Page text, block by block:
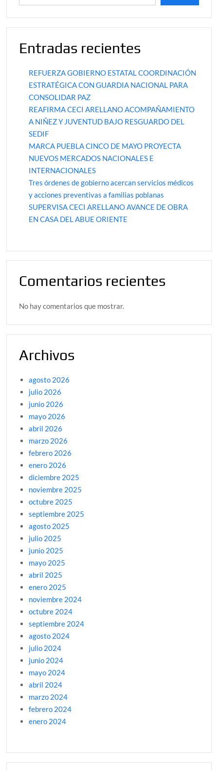
Entradas recientes
REFUERZA GOBIERNO ESTATAL COORDINACIÓN
ESTRATÉGICA CON GUARDIA NACIONAL PARA
CONSOLIDAR PAZ
REAFIRMA CECI ARELLANO ACOMPAÑAMIENTO
A NIÑEZ Y JUVENTUD BAJO RESGUARDO DEL
SEDIF
MARCA PUEBLA CINCO DE MAYO PROYECTA
NUEVOS MERCADOS NACIONALES E
INTERNACIONALES
Tres órdenes de gobierno acercan servicios médicos
y acciones preventivas a familias poblanas
SUPERVISA CECI ARELLANO AVANCE DE OBRA
EN CASA DEL ABUE ORIENTE
Comentarios recientes
No hay comentarios que mostrar.
Archivos
agosto 2026
julio 2026
junio 2026
mayo 2026
abril 2026
marzo 2026
febrero 2026
enero 2026
diciembre 2025
noviembre 2025
octubre 2025
septiembre 2025
agosto 2025
julio 2025
junio 2025
mayo 2025
abril 2025
enero 2025
noviembre 2024
octubre 2024
septiembre 2024
agosto 2024
julio 2024
junio 2024
mayo 2024
abril 2024
marzo 2024
febrero 2024
enero 2024